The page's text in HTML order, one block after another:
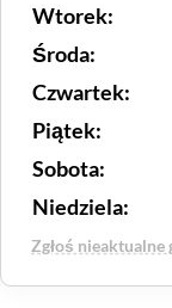
Wtorek:
Środa:
Czwartek:
Piątek:
Sobota:
Niedziela:
Zgłoś nieaktualne